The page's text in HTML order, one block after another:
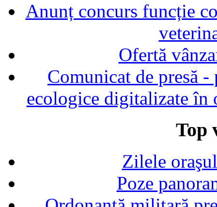
Anunț concurs funcție
Ofertă
Comunicat de presă
ecologice digitalizate în
Top
Zilele
Poze